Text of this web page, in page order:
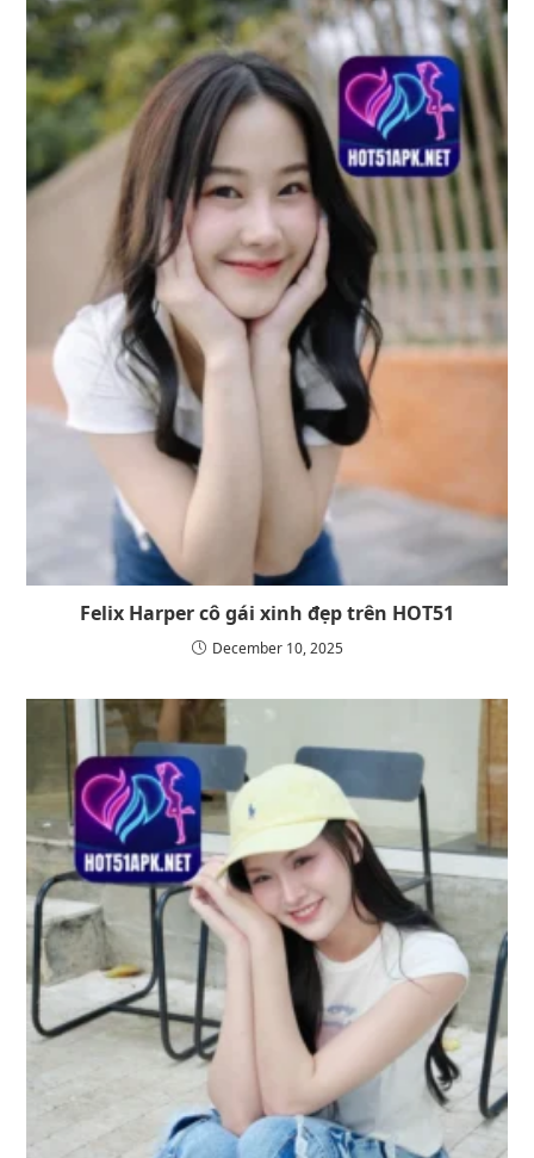
Felix Harper cô gái xinh đẹp trên HOT51
December 10, 2025